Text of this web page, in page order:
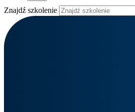
Znajdź szkolenie